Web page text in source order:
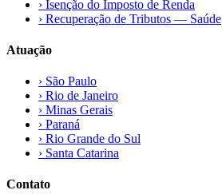
› Isenção do Imposto de Renda
› Recuperação de Tributos — Saúde
Atuação
› São Paulo
› Rio de Janeiro
› Minas Gerais
› Paraná
› Rio Grande do Sul
› Santa Catarina
Contato